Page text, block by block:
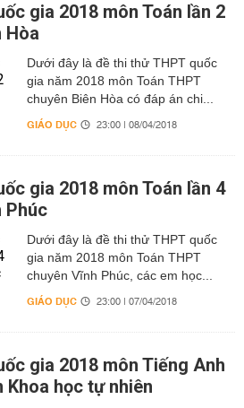
gia 2018 môn Toán lần 2
Hòa
Dưới đây là đề thi thử THPT quốc
gia năm 2018 môn Toán THPT
chuyên Biên Hòa có đáp án chi...
GIÁO DỤC 23:00 | 08/04/2018
gia 2018 môn Toán lần 4
Phúc
Dưới đây là đề thi thử THPT quốc
gia năm 2018 môn Toán THPT
chuyên Vĩnh Phúc, các em học...
GIÁO DỤC 23:00 | 07/04/2018
gia 2018 môn Tiếng Anh
Khoa học tự nhiên